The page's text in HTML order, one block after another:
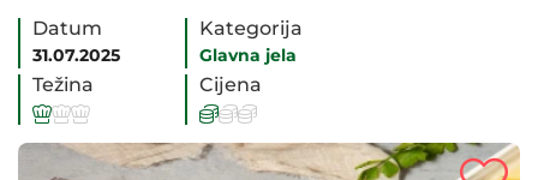
Datum
31.07.2025
Kategorija
Glavna jela
Težina



Cijena


